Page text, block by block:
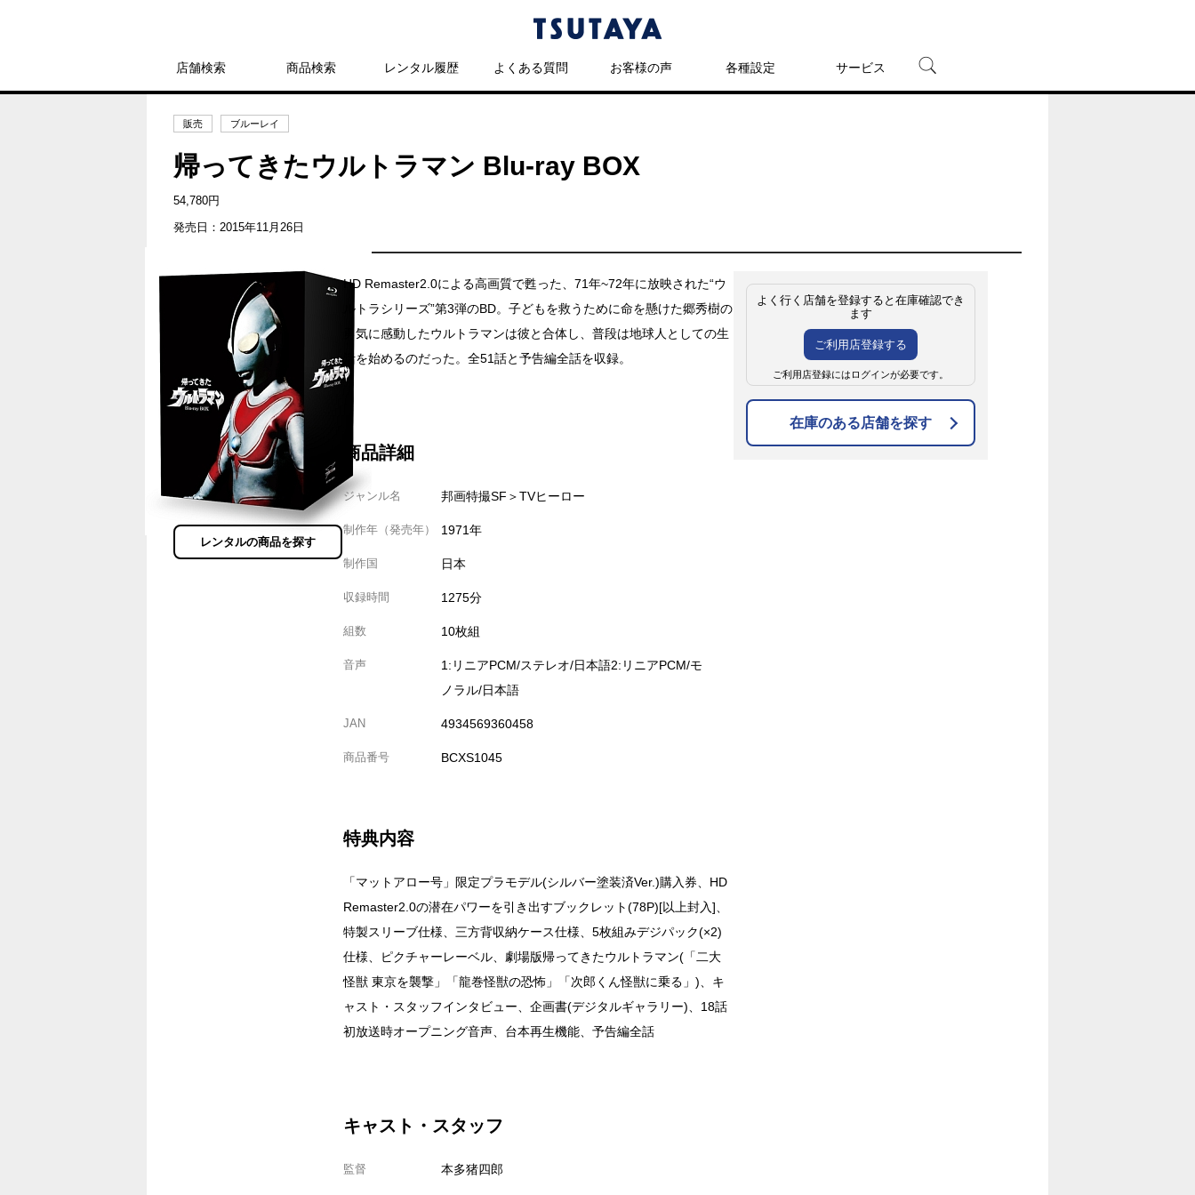
店舗検索 商品検索 レンタル履歴 よくある質問 お客様の声 各種設定 サービス
販売 ブルーレイ
帰ってきたウルトラマン Blu-ray BOX
54,780円
発売日：2015年11月26日
レンタルの商品を探す
HD Remaster2.0による高画質で甦った、71年~72年に放映された“ウ
ルトラシリーズ”第3弾のBD。子どもを救うために命を懸けた郷秀樹の
勇気に感動したウルトラマンは彼と合体し、普段は地球人としての生
活を始めるのだった。全51話と予告編全話を収録。
商品詳細
ジャンル名 邦画特撮SF＞TVヒーロー
制作年（発売年） 1971年
制作国 日本
収録時間 1275分
組数 10枚組
音声
1:リニアPCM/ステレオ/日本語2:リニアPCM/モ
ノラル/日本語
JAN 4934569360458
商品番号 BCXS1045
特典内容
「マットアロー号」限定プラモデル(シルバー塗装済Ver.)購入券、HD
Remaster2.0の潜在パワーを引き出すブックレット(78P)[以上封入]、
特製スリーブ仕様、三方背収納ケース仕様、5枚組みデジパック(×2)
仕様、ピクチャーレーベル、劇場版帰ってきたウルトラマン(「二大
怪獣 東京を襲撃」「龍巻怪獣の恐怖」「次郎くん怪獣に乗る」)、キ
ャスト・スタッフインタビュー、企画書(デジタルギャラリー)、18話
初放送時オープニング音声、台本再生機能、予告編全話
キャスト・スタッフ
監督 本多猪四郎
よく行く店舗を登録すると在庫確認でき
ます
ご利用店登録する
ご利用店登録にはログインが必要です。
在庫のある店舗を探す